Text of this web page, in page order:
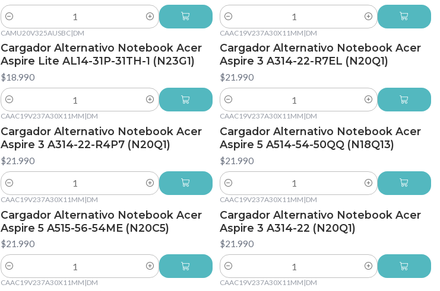
Cantidad Cantidad
CAMU20V325AUSBC|DM
Cargador Alternativo Notebook Acer
Aspire Lite AL14-31P-31TH-1 (N23G1)
$18.990
Cantidad
CAAC19V237A30X11MM |DM
Cargador Alternativo Notebook Acer
Aspire 3 A314-22-R7EL (N20Q1)
$21.990
Cantidad
CAAC19V237A30X11MM |DM
Cargador Alternativo Notebook Acer
Aspire 3 A314-22-R4P7 (N20Q1)
$21.990
Cantidad
CAAC19V237A30X11MM |DM
Cargador Alternativo Notebook Acer
Aspire 5 A514-54-50QQ (N18Q13)
$21.990
Cantidad
CAAC19V237A30X11MM |DM
Cargador Alternativo Notebook Acer
Aspire 5 A515-56-54ME (N20C5)
$21.990
Cantidad
CAAC19V237A30X11MM |DM
Cargador Alternativo Notebook Acer
Aspire 3 A314-22 (N20Q1)
$21.990
Cantidad
CAAC19V237A30X11MM |DM CAAC19V237A30X11MM |DM